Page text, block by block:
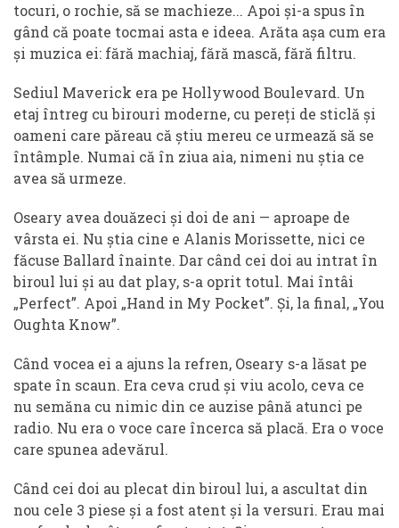
tocuri, o rochie, să se machieze... Apoi și-a spus în
gând că poate tocmai asta e ideea. Arăta așa cum era
și muzica ei: fără machiaj, fără mască, fără filtru.
Sediul Maverick era pe Hollywood Boulevard. Un
etaj întreg cu birouri moderne, cu pereți de sticlă și
oameni care păreau că știu mereu ce urmează să se
întâmple. Numai că în ziua aia, nimeni nu știa ce
avea să urmeze.
Oseary avea douăzeci și doi de ani — aproape de
vârsta ei. Nu știa cine e Alanis Morissette, nici ce
făcuse Ballard înainte. Dar când cei doi au intrat în
biroul lui și au dat play, s-a oprit totul. Mai întâi
„Perfect”. Apoi „Hand in My Pocket”. Și, la final, „You
Oughta Know”.
Când vocea ei a ajuns la refren, Oseary s-a lăsat pe
spate în scaun. Era ceva crud și viu acolo, ceva ce
nu semăna cu nimic din ce auzise până atunci pe
radio. Nu era o voce care încerca să placă. Era o voce
care spunea adevărul.
Când cei doi au plecat din biroul lui, a ascultat din
nou cele 3 piese și a fost atent și la versuri. Erau mai